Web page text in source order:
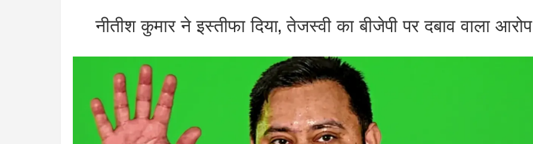
नीतीश कुमार ने इस्तीफा दिया, तेजस्वी का बीजेपी पर दबाव वाला आरोप